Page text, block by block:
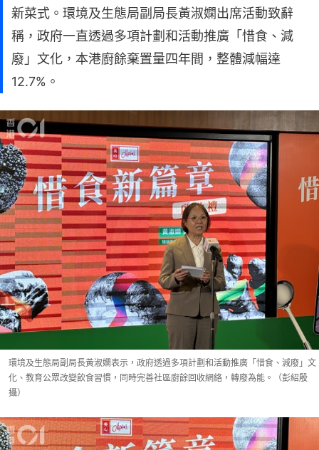
新菜式。環境及生態局副局長黃淑嫻出席活動致辭
稱，政府一直透過多項計劃和活動推廣「惜食、減
廢」文化，本港廚餘棄置量四年間，整體減幅達
12.7%。
環境及生態局副局長黃淑嫻表示，政府透過多項計劃和活動推廣「惜食、減廢」文
化、教育公眾改變飲食習慣，同時完善社區廚餘回收網絡，轉廢為能。（彭紹殷
攝）